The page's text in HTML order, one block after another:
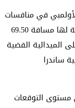
في منافسات
رمي القرص للسيدات مع تسجيل أفضل رمية لها مسافة 69.50
الميدالية الفضية
ساندرا
مستوى التوقعات